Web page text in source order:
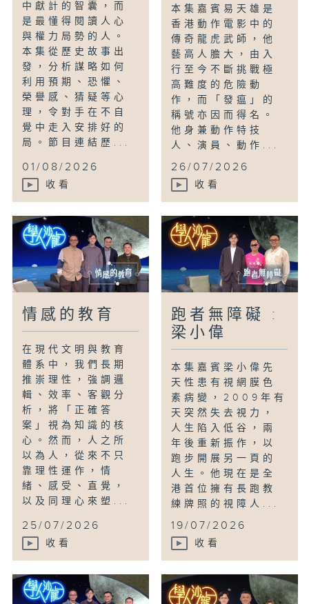
中獻計的智囊，而
是最懂得閱讀人心
與權力局勢的人。
本集從歷史故事出
發，分析謀略如何
利用預期、恐懼、
榮譽感、猜疑等心
理，令對手在不自
覺中走入安排好的
局。節目連結歷...
01/08/2026
收看
本集嘉賓易天雄是
香港動作電影中的
傳奇龍虎武師，他
藝高人膽大，由入
行至今不斷挑戰極
高難度的危險動
作，而「發瘟」的
稱號亦因而得名。
他身兼動作特技
人、演員、動作...
26/07/2026
收看
情感的教育
在現代文明與教育
體系中，我們長期
推崇理性，強調邏
輯、效率、客觀分
析，將「正確答
案」視為知識的核
心。然而，人之所
以為人，從來不只
靠理性運作，情
緒、感受、直覺，
以及同理心來塑...
25/07/2026
收看
跑者無障礙 :
梁小偉
本集嘉賓梁小偉先
天性患有視網膜色
素病變，2009年有
天突然失去視力，
人生陷入低谷，兩
年後重新振作，以
跑步開展另一頁的
人生。他現在是全
港首位擁有長跑教
練牌照的視障人...
19/07/2026
收看